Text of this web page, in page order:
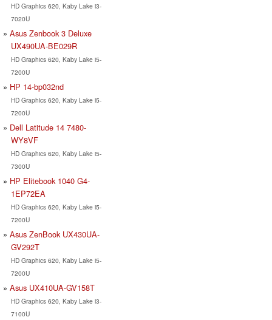
HD Graphics 620, Kaby Lake i3-
7020U
Asus Zenbook 3 Deluxe
UX490UA-BE029R
HD Graphics 620, Kaby Lake i5-
7200U
HP 14-bp032nd
HD Graphics 620, Kaby Lake i5-
7200U
Dell Latitude 14 7480-
WY8VF
HD Graphics 620, Kaby Lake i5-
7300U
HP Elitebook 1040 G4-
1EP72EA
HD Graphics 620, Kaby Lake i5-
7200U
Asus ZenBook UX430UA-
GV292T
HD Graphics 620, Kaby Lake i5-
7200U
Asus UX410UA-GV158T
HD Graphics 620, Kaby Lake i3-
7100U